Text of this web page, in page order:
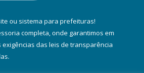
ou sistema para prefeituras!
completa, onde garantimos em
das leis de transparência